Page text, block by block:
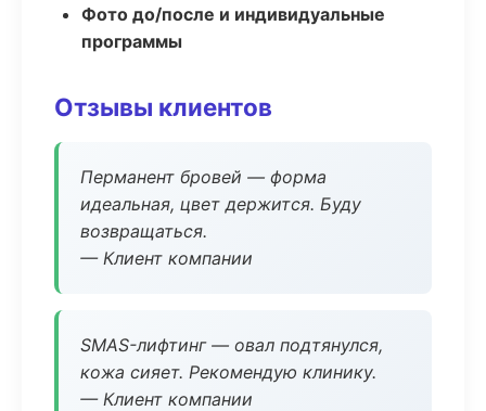
Фото до/после и индивидуальные
программы
Отзывы клиентов
Перманент бровей — форма
идеальная, цвет держится. Буду
возвращаться.
— Клиент компании
SMAS-лифтинг — овал подтянулся,
кожа сияет. Рекомендую клинику.
— Клиент компании